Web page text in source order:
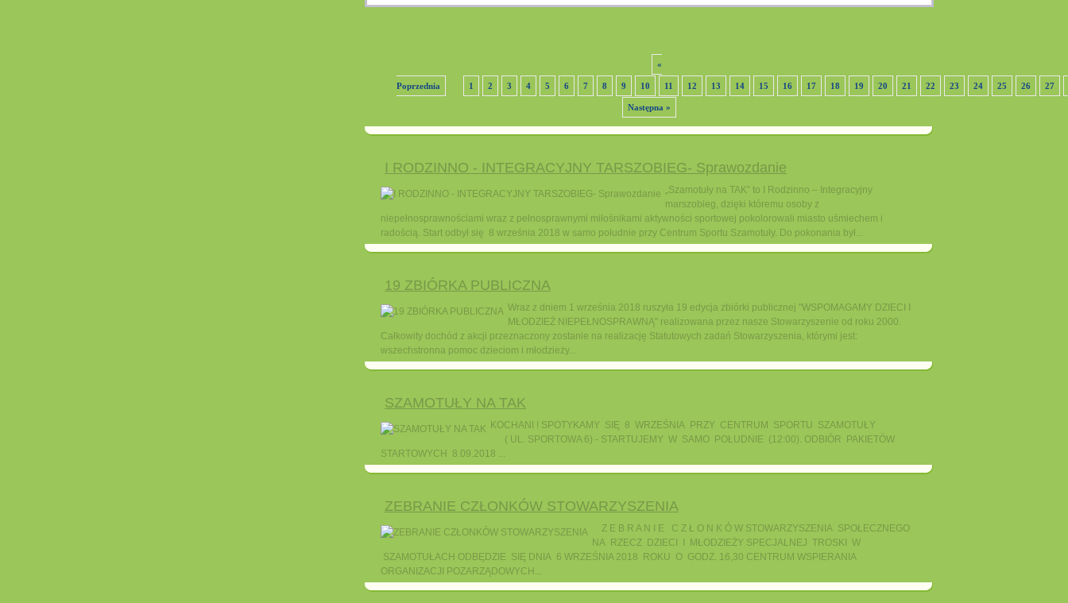
«
Poprzednia 1 2 3 4 5 6 7 8 9 10 11 12 13 14 15 16 17 18 19 20 21 22 23 24 25 26 27
Następna »
I RODZINNO - INTEGRACYJNY TARSZOBIEG- Sprawozdanie
„Szamotuły na TAK” to I Rodzinno – Integracyjny
marszobieg, dzięki któremu osoby z
niepełnosprawnościami wraz z pełnosprawnymi miłośnikami aktywności sportowej pokolorowali miasto uśmiechem i
radością. Start odbył się 8 września 2018 w samo południe przy Centrum Sportu Szamotuły. Do pokonania był...
19 ZBIÓRKA PUBLICZNA
Wraz z dniem 1 września 2018 ruszyła 19 edycja zbiórki publicznej "WSPOMAGAMY DZIECI I
MŁODZIEŻ NIEPEŁNOSPRAWNĄ" realizowana przez nasze Stowarzyszenie od roku 2000.
Całkowity dochód z akcji przeznaczony zostanie na realizację Statutowych zadań Stowarzyszenia, którymi jest:
wszechstronna pomoc dzieciom i młodzieży...
SZAMOTUŁY NA TAK
KOCHANI ! SPOTYKAMY SIĘ 8 WRZEŚNIA PRZY CENTRUM SPORTU SZAMOTUŁY
( UL. SPORTOWA 6) - STARTUJEMY W SAMO POŁUDNIE (12:00). ODBIÓR PAKIETÓW
STARTOWYCH 8.09.2018 ...
ZEBRANIE CZŁONKÓW STOWARZYSZENIA
Z E B R A N I E C Z Ł O N K Ó W STOWARZYSZENIA SPOŁECZNEGO
NA RZECZ DZIECI I MŁODZIEŻY SPECJALNEJ TROSKI W
SZAMOTUŁACH ODBĘDZIE SIĘ DNIA 6 WRZEŚNIA 2018 ROKU O GODZ. 16,30 CENTRUM WSPIERANIA
ORGANIZACJI POZARZĄDOWYCH...